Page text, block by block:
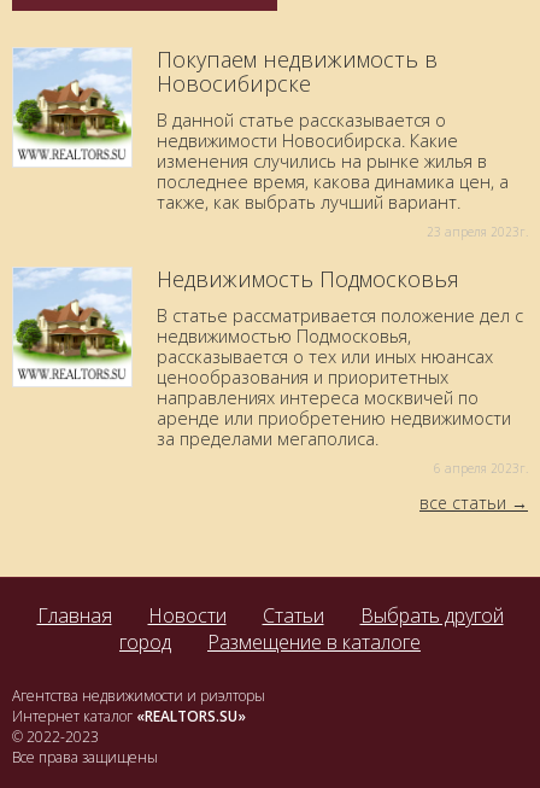
Покупаем недвижимость в
Новосибирске
В данной статье рассказывается о
недвижимости Новосибирска. Какие
изменения случились на рынке жилья в
последнее время, какова динамика цен, а
также, как выбрать лучший вариант.
23 aпреля 2023г.
Недвижимость Подмосковья
В статье рассматривается положение дел с
недвижимостью Подмосковья,
рассказывается о тех или иных нюансах
ценообразования и приоритетных
направлениях интереса москвичей по
аренде или приобретению недвижимости
за пределами мегаполиса.
6 aпреля 2023г.
все статьи
Главная Новости Статьи
Выбрать другой
город
Размещение в каталоге
Агентства недвижимости и риэлторы
Интернет каталог «REALTORS.SU»
© 2022-2023
Все права защищены